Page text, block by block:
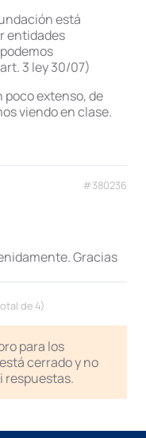
está
entidades
3 ley 30/07)
poco extenso, de
viendo en clase.
#380236
Gracias
de 4)
para los
cerrado y no
respuestas.